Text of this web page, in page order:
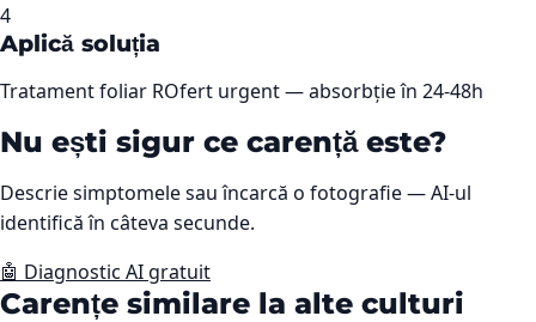
4
Aplică soluția
Tratament foliar ROfert urgent — absorbție în 24-48h
Nu ești sigur ce carență este?
Descrie simptomele sau încarcă o fotografie — AI-ul
identifică în câteva secunde.
🤖 Diagnostic AI gratuit
Carențe similare la alte culturi